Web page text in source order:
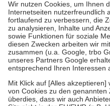
Kosten der Leistung zu
Diese Regeln gelten
Bei Heilmitteln und häuslicher
Zuzahlung zehn Prozent der
Verordnung.
Um das Engagement der
stärken und die besondere
fallenkeine Zuzahlungenan bei:
• Kindern und Jugendlichen bis